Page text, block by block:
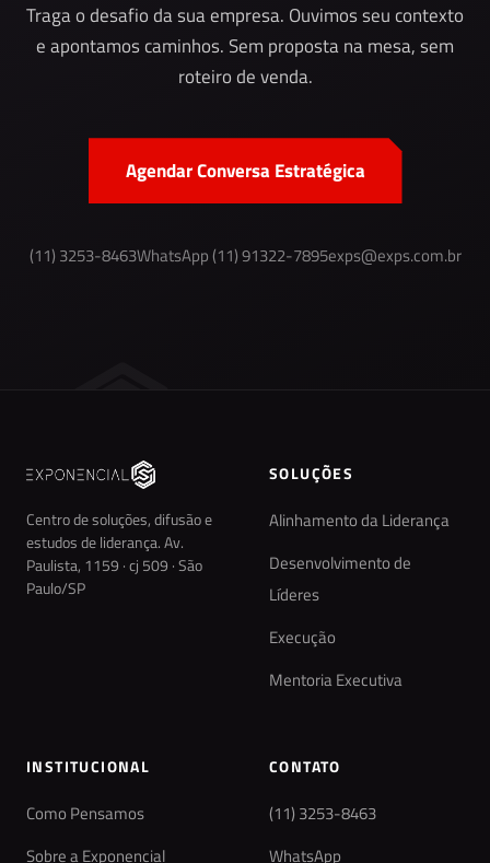
Traga o desafio da sua empresa. Ouvimos seu contexto
e apontamos caminhos. Sem proposta na mesa, sem
roteiro de venda.
Agendar Conversa Estratégica
(11) 3253-8463WhatsApp (11) 91322-7895exps@exps.com.br
Centro de soluções, difusão e
estudos de liderança. Av.
Paulista, 1159 · cj 509 · São
Paulo/SP
SOLUÇÕES
Alinhamento da Liderança
Desenvolvimento de
Líderes
Execução
Mentoria Executiva
INSTITUCIONAL
Como Pensamos
Sobre a Exponencial
CONTATO
(11) 3253-8463
WhatsApp